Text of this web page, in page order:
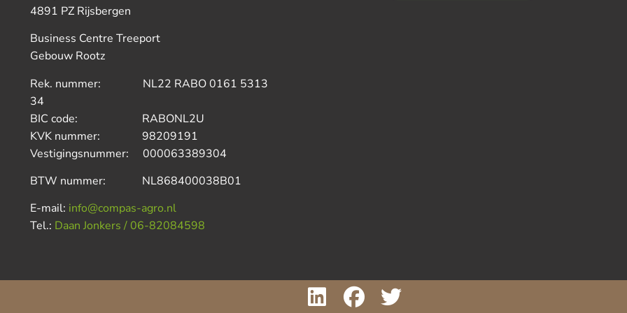
4891 PZ Rijsbergen
Business Centre Treeport
Gebouw Rootz
Rek. nummer: NL22 RABO 0161 5313
34
BIC code: RABONL2U
KVK nummer: 98209191
Vestigingsnummer: 000063389304
BTW nummer: NL868400038B01
E-mail: info@compas-agro.nl
Tel.: Daan Jonkers / 06-82084598